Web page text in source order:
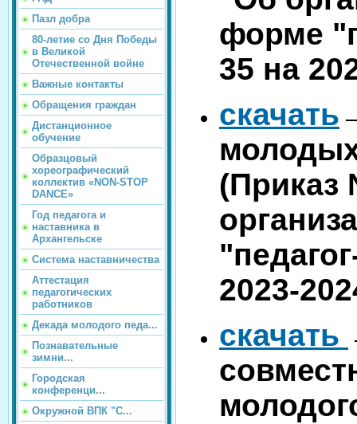
Пазл добра
80-летие со Дня Победы
в Великой
Отечественной войне
Важные контакты
Обращения граждан
Дистанционное
обучение
Образцовый
хореографический
коллектив «NON-STOP
DANCE»
Год педагога и
наставника в
Архангельске
Система наставничества
Аттестация
педагогических
работников
Декада молодого педа...
Познавательные
зимни...
Городская
конференци...
Окружной ВПК "С...
форме
35 на
скачать
(Приказ
2023-
скачать